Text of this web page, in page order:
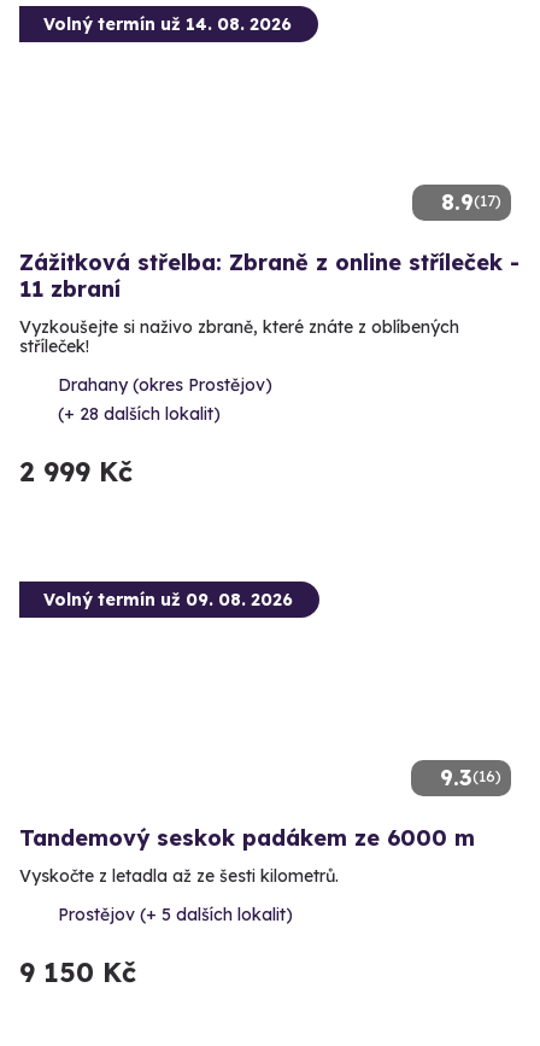
8.9(17)
Volný termín už 14. 08. 2026
Zážitková střelba: Zbraně z online stříleček -
11 zbraní
Vyzkoušejte si naživo zbraně, které znáte z oblíbených
stříleček!
Drahany (okres Prostějov)
(+ 28 dalších lokalit)
2 999 Kč
9.3(16)
Volný termín už 09. 08. 2026
Tandemový seskok padákem ze 6000 m
Vyskočte z letadla až ze šesti kilometrů.
Prostějov (+ 5 dalších lokalit)
9 150 Kč